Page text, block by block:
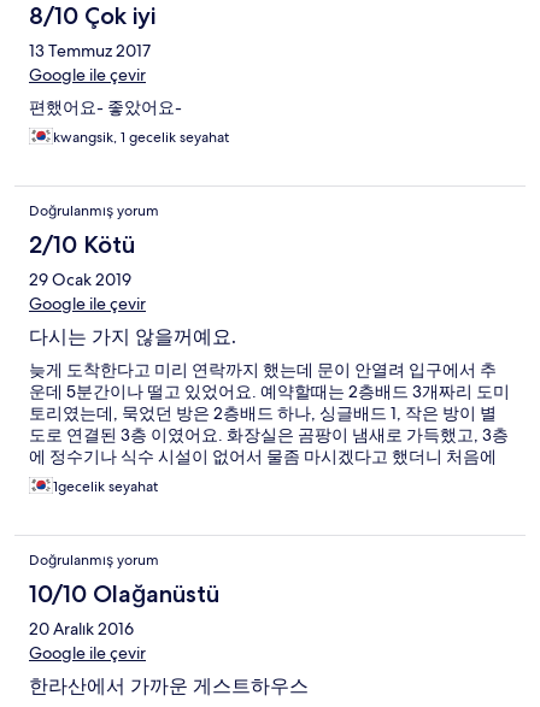
8/10 Çok iyi
13 Temmuz 2017
Google ile çevir
편했어요- 좋았어요-
kwangsik, 1 gecelik seyahat
Doğrulanmış yorum
2/10 Kötü
29 Ocak 2019
Google ile çevir
다시는 가지 않을꺼예요.
늦게 도착한다고 미리 연락까지 했는데 문이 안열려 입구에서 추
운데 5분간이나 떨고 있었어요. 예약할때는 2층배드 3개짜리 도미
토리였는데, 묵었던 방은 2층배드 하나, 싱글배드 1, 작은 방이 별
도로 연결된 3층 이였어요. 화장실은 곰팡이 냄새로 가득했고, 3층
에 정수기나 식수 시설이 없어서 물좀 마시겠다고 했더니 처음에
는 1층까지 내려와서 마시라하더니 매번 어떻게 내려와서 마시냐
고 말하니까 500ml 생수 3개 주데요. 관리인은 모두 대학생정도의
다시는 찾고 싶지 않은 게스트 하우스 였어요. 단 한가지 나름 괜찮
았던거는 방은 따뜻해서 그나마 잠 들수 있었지요. 아무리 저렴한
게스트 하우스라고는 하지만, 다시는 찾지 않는 곳이 될것 같습니
다.
1gecelik seyahat
Doğrulanmış yorum
10/10 Olağanüstü
20 Aralık 2016
Google ile çevir
한라산에서 가까운 게스트하우스